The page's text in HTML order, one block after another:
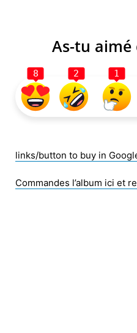
As-tu
8 2 1
links/button to buy in
Commandes l’album ici et